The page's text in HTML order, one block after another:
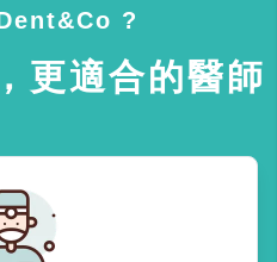
?
更適合的醫師